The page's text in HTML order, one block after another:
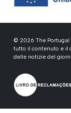
© 2026 The Portugal
tutto il contenuto e il
delle notizie del